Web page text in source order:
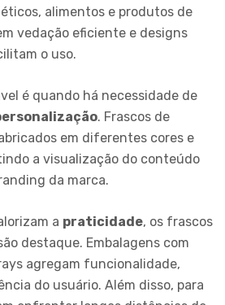
alimentos e produtos de
vedação eficiente e designs
o uso.
é quando há necessidade de
. Frascos de
em diferentes cores e
a visualização do conteúdo
da marca.
a praticidade, os frascos
destaque. Embalagens com
agregam funcionalidade,
do usuário. Além disso, para